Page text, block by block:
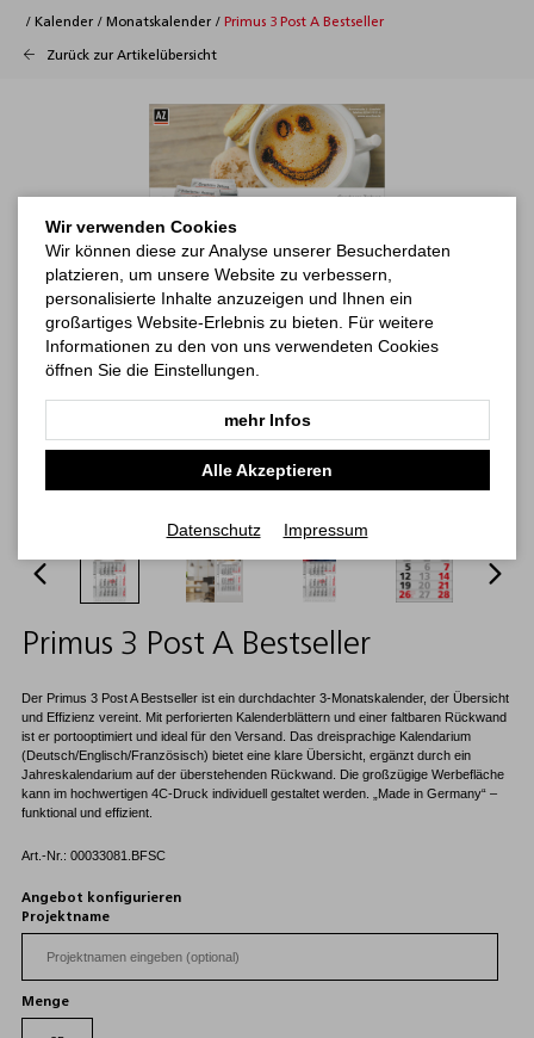
/ Kalender / Monatskalender / Primus 3 Post A Bestseller
Zurück zur Artikelübersicht
Primus 3 Post A Bestseller
Der Primus 3 Post A Bestseller ist ein durchdachter 3-Monatskalender, der Übersicht
und Effizienz vereint. Mit perforierten Kalenderblättern und einer faltbaren Rückwand
ist er portooptimiert und ideal für den Versand. Das dreisprachige Kalendarium
(Deutsch/Englisch/Französisch) bietet eine klare Übersicht, ergänzt durch ein
Jahreskalendarium auf der überstehenden Rückwand. Die großzügige Werbefläche
kann im hochwertigen 4C-Druck individuell gestaltet werden. „Made in Germany“ –
funktional und effizient.
Art.-Nr.: 00033081.BFSC
Angebot konfigurieren
Projektname
Menge
Wir verwenden Cookies
Wir können diese zur Analyse unserer Besucherdaten
platzieren, um unsere Website zu verbessern,
personalisierte Inhalte anzuzeigen und Ihnen ein
großartiges Website-Erlebnis zu bieten. Für weitere
Informationen zu den von uns verwendeten Cookies
öffnen Sie die Einstellungen.
mehr Infos
Alle Akzeptieren
Datenschutz Impressum